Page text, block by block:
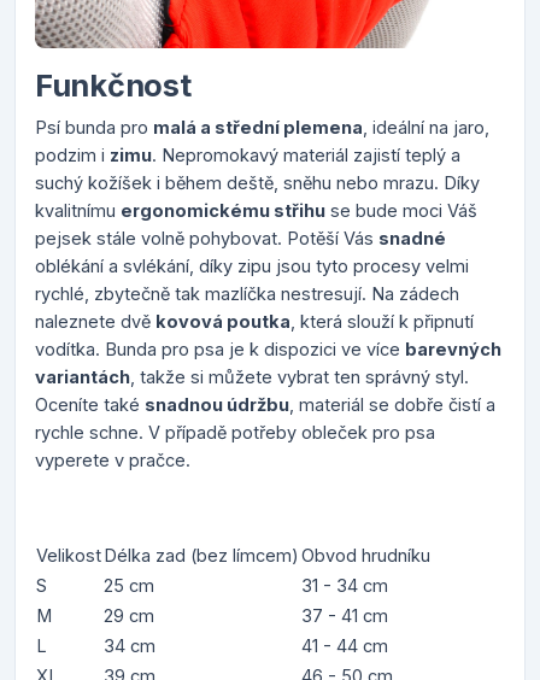
Funkčnost
Psí bunda pro malá a střední plemena , ideální na jaro,
podzim i zimu. Nepromokavý materiál zajistí teplý a
suchý kožíšek i během deště, sněhu nebo mrazu. Díky
kvalitnímu ergonomickému střihu se bude moci Váš
pejsek stále volně pohybovat. Potěší Vás snadné
oblékání a svlékání, díky zipu jsou tyto procesy velmi
rychlé, zbytečně tak mazlíčka nestresují. Na zádech
naleznete dvě kovová poutka , která slouží k připnutí
vodítka. Bunda pro psa je k dispozici ve více barevných
variantách , takže si můžete vybrat ten správný styl.
Oceníte také snadnou údržbu , materiál se dobře čistí a
rychle schne. V případě potřeby obleček pro psa
vyperete v pračce.
VelikostDélka zad (bez límcem) Obvod hrudníku
S
25 cm
31 - 34 cm
M
29 cm
37 - 41 cm
L
34 cm
41 - 44 cm
XL
39 cm 46 - 50 cm